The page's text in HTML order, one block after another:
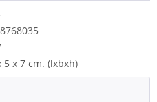
5 x 7 cm. (lxbxh)